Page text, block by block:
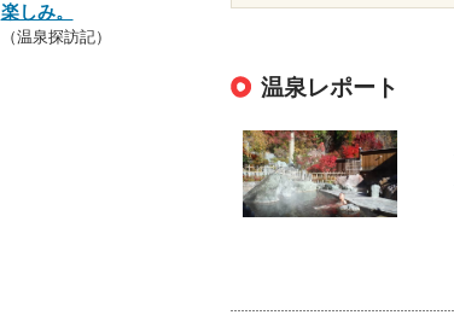
温泉レポート
楽しみ。
（温泉探訪記）